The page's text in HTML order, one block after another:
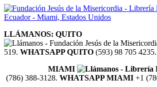
LLÁMANOS: QUITO
519. WHATSAPP QUITO (593) 98 705 4235.
MIAMI
(786) 388-3128. WHATSAPP MIAMI +1